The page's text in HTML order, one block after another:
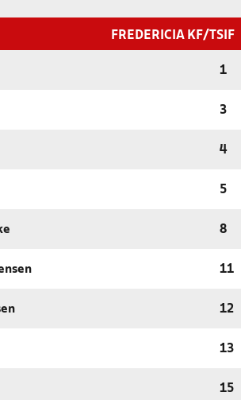
FREDERICIA KF/TSIF
1
3
4
5
8
11
12
13
15